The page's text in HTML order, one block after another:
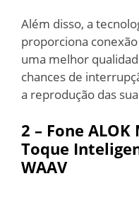
Além disso, a
proporciona
uma melhor
chances de
a reprodução das
2 – Fone ALOK
Toque
WAAV